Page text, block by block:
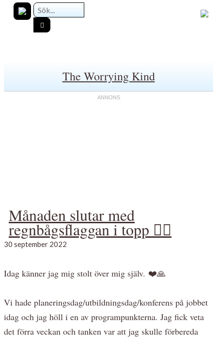
The Worrying Kind
Månaden slutar med
regnbågsflaggan i topp 🏳️‍🌈
30 september 2022
Idag känner jag mig stolt över mig själv. ❤️🙏
Vi hade planeringsdag/utbildningsdag/konferens på jobbet
idag och jag höll i en av programpunkterna. Jag fick veta
det förra veckan och tanken var att jag skulle förbereda